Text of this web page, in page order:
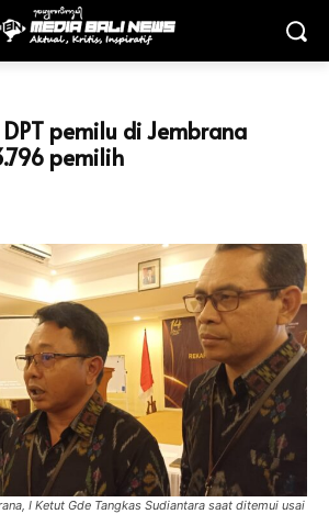
pemilu di Jembrana
pemilih
I Ketut Gde Tangkas Sudiantara saat ditemui usai